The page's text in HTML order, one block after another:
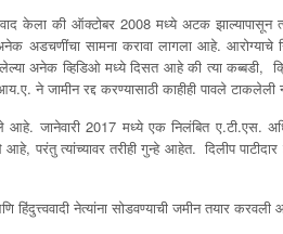
केला की ऑक्टोबर 2008 मध्ये अटक झाल्यापासून
अडचणींचा सामना करावा लागला आहे. आरोग्याचे
अनेक व्हिडिओ मध्ये दिसत आहे की त्या कब्बडी,
जामीन रद्द करण्यासाठी काहीही पावले टाकलेली
जानेवारी 2017 मध्ये एक निलंबित ए.टी.एस.
त्यांच्यावर तरीही गुन्हे आहेत. दिलीप पाटीदार
नेत्यांना सोडवण्याची जमीन तयार करवली